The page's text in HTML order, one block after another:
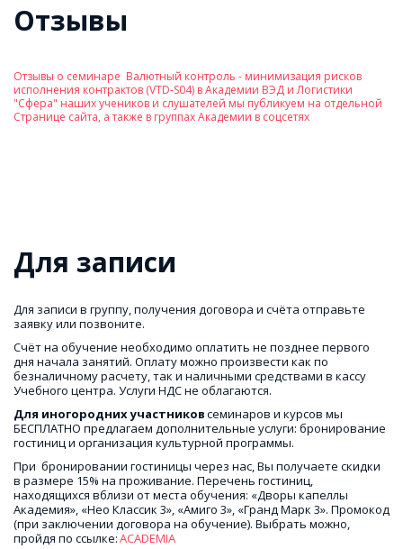
Отзывы
Отзывы о семинаре  Валютный контроль - минимизация рисков
исполнения контрактов (VTD-S04) в Академии ВЭД и Логистики
"Сфера" наших учеников и слушателей мы публикуем на отдельной
Странице сайта, а также в группах Академии в соцсетях
Для записи
Для записи в группу, получения договора и счёта отправьте
заявку или позвоните.
Счёт на обучение необходимо оплатить не позднее первого
дня начала занятий. Оплату можно произвести как по
безналичному расчету, так и наличными средствами в кассу
Учебного центра. Услуги НДС не облагаются.
Для иногородних участников семинаров и курсов мы
БЕСПЛАТНО предлагаем дополнительные услуги: бронирование
гостиниц и организация культурной программы.
При  бронировании гостиницы через нас, Вы получаете скидки
в размере 15% на проживание. Перечень гостиниц,
находящихся вблизи от места обучения: «Дворы капеллы
Академия», «Нео Классик 3», «Амиго 3», «Гранд Марк 3». Промокод
(при заключении договора на обучение). Выбрать можно,
пройдя по ссылке: ACADEMIA